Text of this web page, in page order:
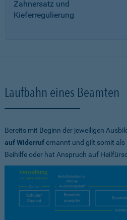
Zahnersatz und
Kieferregulierung
Laufbahn eines Beamten
Bereits mit Beginn der jeweiligen
auf Widerrufernannt und gilt somit
Beihilfe oder hat Anspruch auf